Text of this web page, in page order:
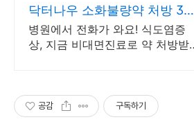
닥터나우 소화불량약 처방 365
일 24시간 진료가능
병원에서 전화가 와요! 식도염증
상, 지금 비대면진료로 약 처방받
공감 구독하기